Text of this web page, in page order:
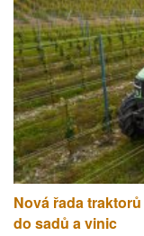
Nová řada
do sadů a vinic